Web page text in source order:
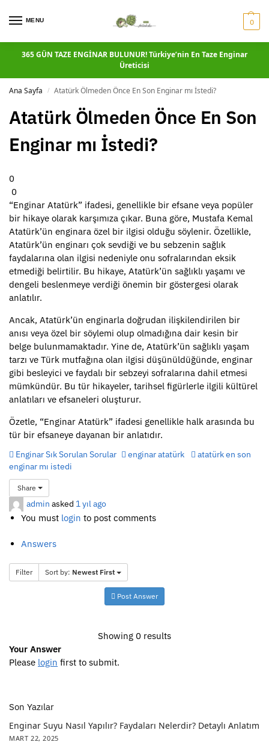
MENU 0
365 GÜN TAZE ENGİNAR BULUNUR! Türkiye’nin En Taze Enginar
Üreticisi
Ana Sayfa / Atatürk Ölmeden Önce En Son Enginar mı İstedi?
Atatürk Ölmeden Önce En Son
Enginar mı İstedi?
0
0
“Enginar Atatürk” ifadesi, genellikle bir efsane veya popüler
bir hikaye olarak karşımıza çıkar. Buna göre, Mustafa Kemal
Atatürk’ün enginara özel bir ilgisi olduğu söylenir. Özellikle,
Atatürk’ün enginarı çok sevdiği ve bu sebzenin sağlık
faydalarına olan ilgisi nedeniyle onu sofralarından eksik
etmediği belirtilir. Bu hikaye, Atatürk’ün sağlıklı yaşamı ve
dengeli beslenmeye verdiği önemin bir göstergesi olarak
anlatılır.
Ancak, Atatürk’ün enginarla doğrudan ilişkilendirilen bir
anısı veya özel bir söylemi olup olmadığına dair kesin bir
belge bulunmamaktadır. Yine de, Atatürk’ün sağlıklı yaşam
tarzı ve Türk mutfağına olan ilgisi düşünüldüğünde, enginar
gibi besleyici ve faydalı bir sebzeyi sofralarına dahil etmesi
mümkündür. Bu tür hikayeler, tarihsel figürlerle ilgili kültürel
anlatıları ve efsaneleri oluşturur.
Özetle, “Enginar Atatürk” ifadesi genellikle halk arasında bu
tür bir efsaneye dayanan bir anlatıdır.
Enginar Sık Sorulan Sorular enginar atatürk
atatürk en son
enginar mı istedi
Share
admin asked 1 yıl ago
You must login to post comments
Answers
Filter Sort by: Newest First
Post Answer
Showing 0 results
Your Answer
Please login first to submit.
Son Yazılar
Enginar Suyu Nasıl Yapılır? Faydaları Nelerdir? Detaylı Anlatım
MART 22, 2025